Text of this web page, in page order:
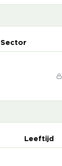
Sector
Leeftijd